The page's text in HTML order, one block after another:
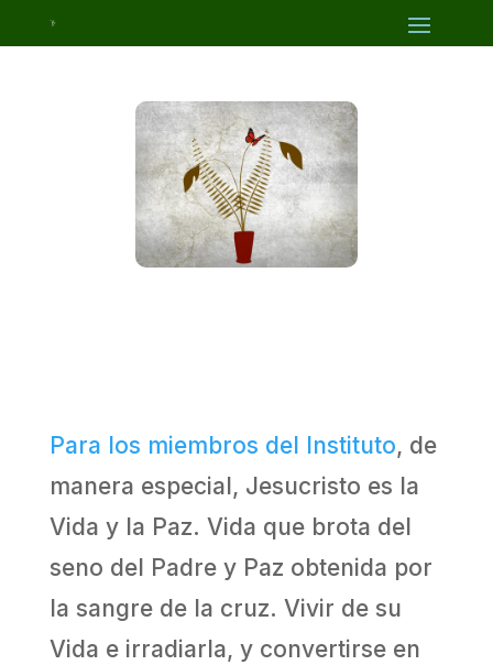
Para los miembros del Instituto, de
manera especial, Jesucristo es la
Vida y la Paz. Vida que brota del
seno del Padre y Paz obtenida por
la sangre de la cruz. Vivir de su
Vida e irradiarla, y convertirse en